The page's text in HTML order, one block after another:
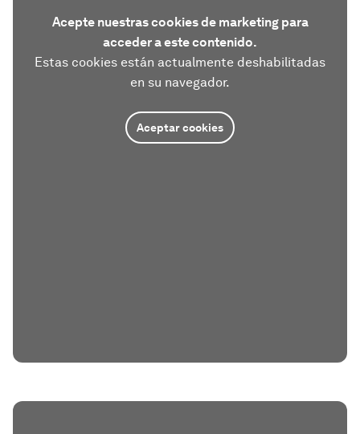
Acepte nuestras cookies de marketing para
acceder a este contenido.
Estas cookies están actualmente deshabilitadas
en su navegador.
Aceptar cookies